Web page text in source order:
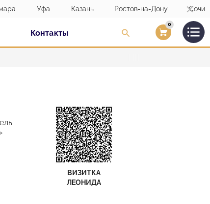
Уфа Казань Ростов-на-Дону Сочи
Контакты Вход/
0
ВИЗИТКА
ЛЕОНИДА